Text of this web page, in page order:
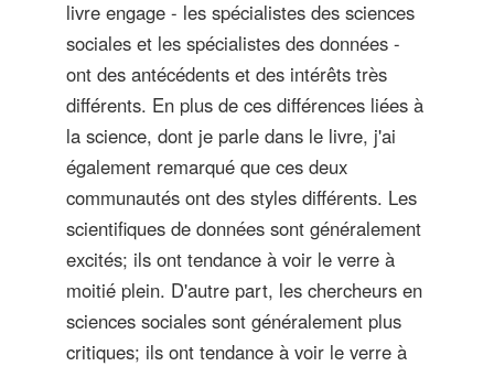
livre engage - les spécialistes des sciences
sociales et les spécialistes des données -
ont des antécédents et des intérêts très
différents. En plus de ces différences liées à
la science, dont je parle dans le livre, j'ai
également remarqué que ces deux
communautés ont des styles différents. Les
scientifiques de données sont généralement
excités; ils ont tendance à voir le verre à
moitié plein. D'autre part, les chercheurs en
sciences sociales sont généralement plus
critiques; ils ont tendance à voir le verre à